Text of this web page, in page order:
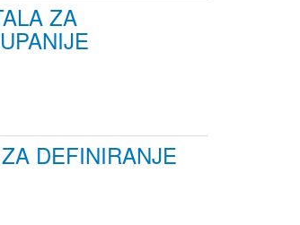
ZA
DEFINIRANJE